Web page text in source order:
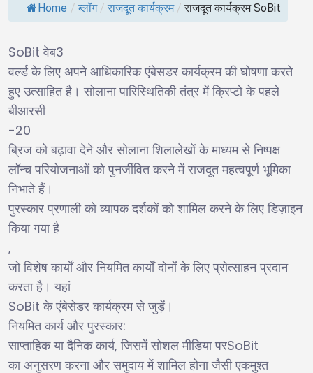
Home / ब्लॉग / राजदूत कार्यक्रम / राजदूत कार्यक्रम SoBit
SoBitवेब3
वर्ल्ड के लिए अपने आधिकारिक एंबेसडर कार्यक्रम की घोषणा करते
हुए उत्साहित है। सोलाना पारिस्थितिकी तंत्र में क्रिप्टो के पहले
बीआरसी
-20
ब्रिज को बढ़ावा देने और सोलाना शिलालेखों के माध्यम से निष्पक्ष
लॉन्च परियोजनाओं को पुनर्जीवित करने में राजदूत महत्वपूर्ण भूमिका
निभाते हैं।
पुरस्कार प्रणाली को व्यापक दर्शकों को शामिल करने के लिए डिज़ाइन
किया गया है
,
जो विशेष कार्यों और नियमित कार्यों दोनों के लिए प्रोत्साहन प्रदान
करता है। यहां
SoBitके एंबेसेडर कार्यक्रम से जुड़ें।
नियमित कार्य और पुरस्कार:
साप्ताहिक या दैनिक कार्य,जिसमें सोशल मीडिया परSoBit
का अनुसरण करना और समुदाय में शामिल होना जैसी एकमुश्त